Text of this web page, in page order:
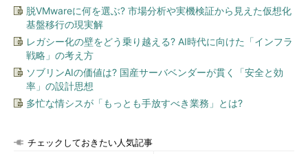
脱VMwareに何を選ぶ? 市場分析や実機検証から見えた仮想化
基盤移行の現実解
レガシー化の壁をどう乗り越える? AI時代に向けた「インフラ
戦略」の考え方
ソブリンAIの価値は? 国産サーバベンダーが貫く「安全と効
率」の設計思想
多忙な情シスが「もっとも手放すべき業務」とは?
チェックしておきたい人気記事